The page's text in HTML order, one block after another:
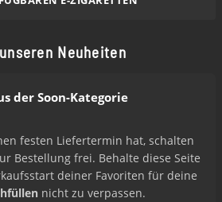
Neuheiten
der Soon-Kategorie
festen Liefertermin hat, schalten
Bestellung frei. Behalte diese Seite
deiner Favoriten für deine
nicht zu verpassen.